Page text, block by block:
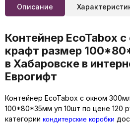
Описание
Контейнер EcoTabox
крафт размер
в Хабаровске в
Еврогифт
Контейнер EcoTabox с окном
100*80*35мм уп 10шт по цене 120
категории кондитерские коробки